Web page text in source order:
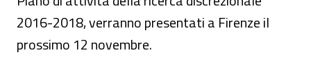
2016-2018, verranno presentati a Firenze il
prossimo 12 novembre.